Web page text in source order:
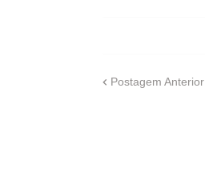
Postagem Anterior